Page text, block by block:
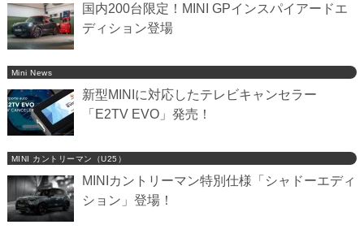
国内200台限定！MINI GPインスパイアードエ
ディション登場
Mini News
新型MINIに対応したテレビキャンセラー
「E2TV EVO」発売！
MINI カントリーマン（U25）
MINIカントリーマン特別仕様「シャドーエディ
ション」登場！